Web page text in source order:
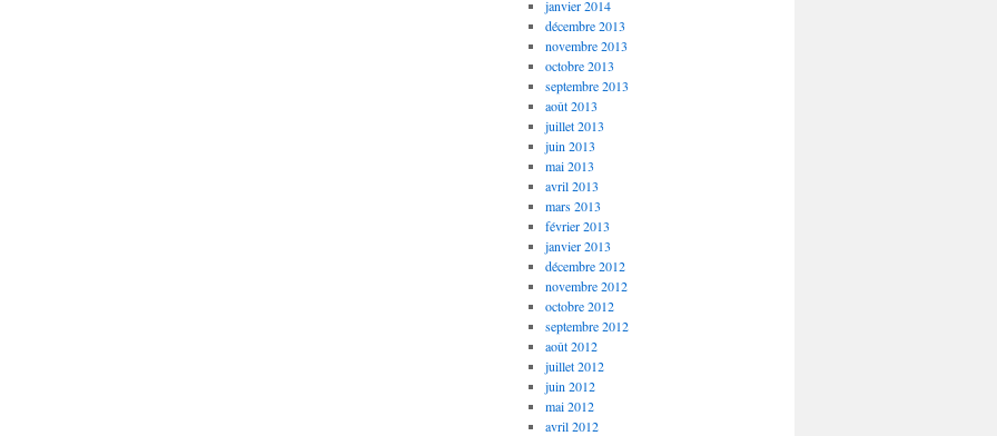
janvier 2014
décembre 2013
novembre 2013
octobre 2013
septembre 2013
août 2013
juillet 2013
juin 2013
mai 2013
avril 2013
mars 2013
février 2013
janvier 2013
décembre 2012
novembre 2012
octobre 2012
septembre 2012
août 2012
juillet 2012
juin 2012
mai 2012
avril 2012